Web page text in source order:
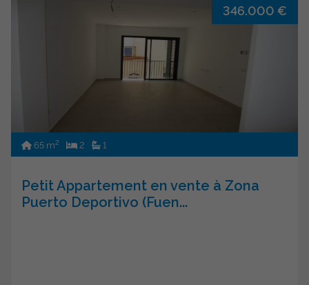
346.000 €
65 m2 2 1
Petit Appartement en vente à Zona
Puerto Deportivo (Fuen...